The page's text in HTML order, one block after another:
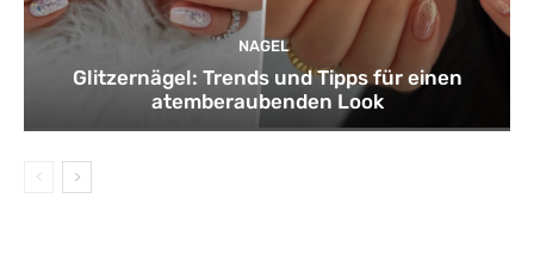
NAGEL
Glitzernägel: Trends und Tipps für einen
atemberaubenden Look